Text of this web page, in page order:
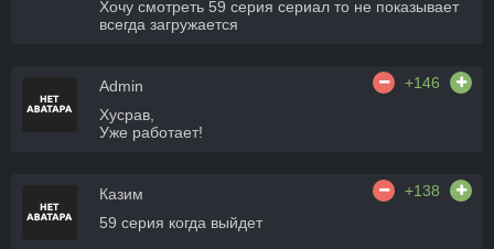
Хочу смотреть 59 серия сериал то не показывает
всегда загружается
Admin
+146
Хусрав,
Уже работает!
Казим
+138
59 серия когда выйдет